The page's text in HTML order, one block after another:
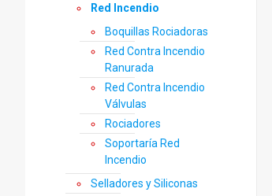
Red Incendio
Boquillas Rociadoras
Red Contra Incendio
Ranurada
Red Contra Incendio
Válvulas
Rociadores
Soportaría Red
Incendio
Selladores y Siliconas